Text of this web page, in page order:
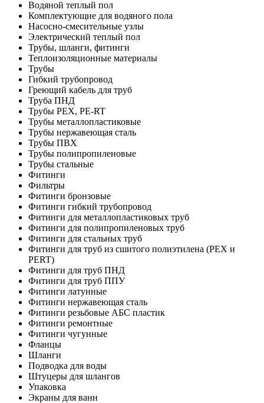
Водяной теплый пол
Комплектующие для водяного пола
Насосно-смесительные узлы
Электрический теплый пол
Трубы, шланги, фитинги
Теплоизоляционные материалы
Трубы
Гибкий трубопровод
Греющий кабель для труб
Труба ПНД
Трубы PEX, PE-RT
Трубы металлопластиковые
Трубы нержавеющая сталь
Трубы ПВХ
Трубы полипропиленовые
Трубы стальные
Фитинги
Фильтры
Фитинги бронзовые
Фитинги гибкий трубопровод
Фитинги для металлопластиковых труб
Фитинги для полипропиленовых труб
Фитинги для стальных труб
Фитинги для труб из сшитого полиэтилена (PEX и
PERT)
Фитинги для труб ПНД
Фитинги для труб ППУ
Фитинги латунные
Фитинги нержавеющая сталь
Фитинги резьбовые АБС пластик
Фитинги ремонтные
Фитинги чугунные
Фланцы
Шланги
Подводка для воды
Штуцеры для шлангов
Упаковка
Экраны для ванн